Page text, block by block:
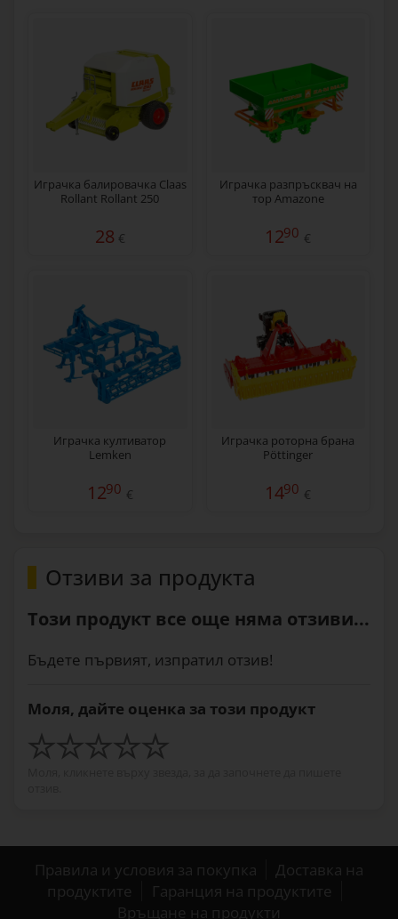
Играчка балировачка Claas
Rollant Rollant 250
28 €
Играчка разпръсквач на
тор Amazone
1290 €
Играчка култиватор
Lemken
1290 €
Играчка роторна брана
Pöttinger
1490 €
Отзиви за продукта
Този продукт все още няма отзиви...
Бъдете първият, изпратил отзив!
Моля, дайте оценка за този продукт
Правила и условия за покупка
Доставка на
продуктите
Гаранция на продуктите
Връщане на продукти